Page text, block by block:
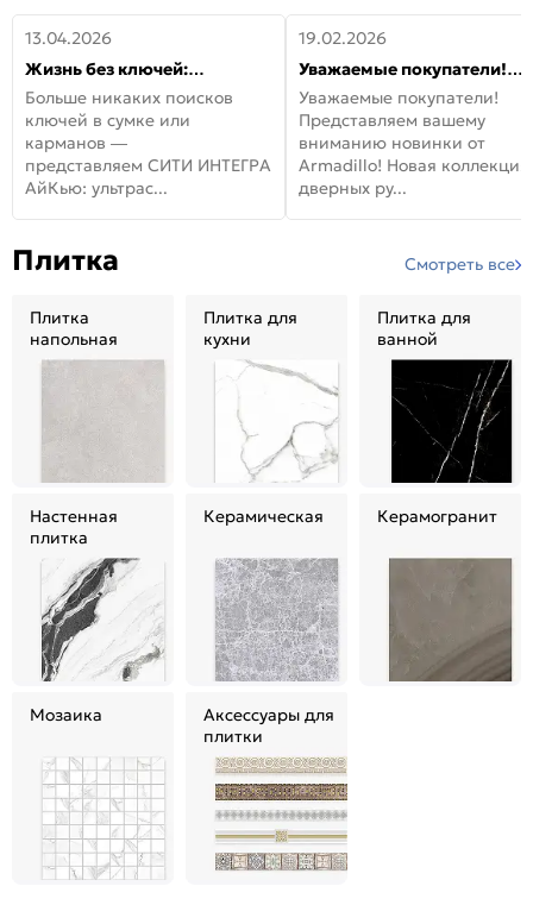
13.04.2026
Жизнь без ключей:
встречайте новую дверь
СИТИ ИНТЕГРА АйКью!
Больше никаких поисков
ключей в сумке или
карманов —
представляем СИТИ ИНТЕГРА
АйКью: ультрас...
19.02.2026
Уважаемые покупатели!
Представляем вашему
вниманию новинки от
Armadillo!
Уважаемые покупатели!
Представляем вашему
вниманию новинки от
Armadillo! Новая коллекция
дверных ру...
Плитка Смотреть все
Плитка
напольная
Плитка для
кухни
Плитка для
ванной
Настенная
плитка
Керамическая Керамогранит
Мозаика
Аксессуары для
плитки